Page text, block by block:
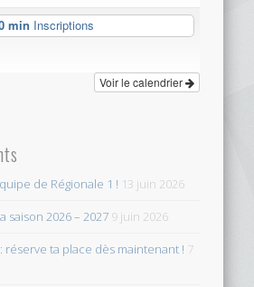
min Inscriptions
Voir le calendrier
de Régionale 1 ! 13 juin 2026
saison 2026 – 2027 9 juin 2026
réserve ta place dès maintenant ! 7